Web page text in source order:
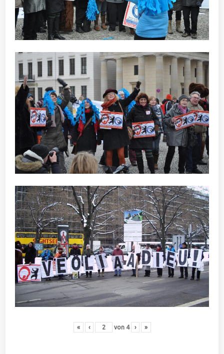
« ‹ von 4 › »